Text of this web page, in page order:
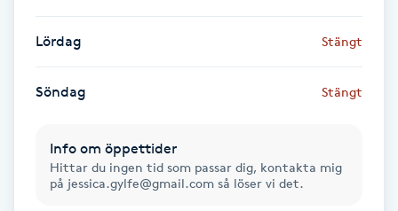
Funktionsanalys
Lördag Stängt
Söndag Stängt
Info om öppettider
Hittar du ingen tid som passar dig, kontakta mig
på jessica.gylfe@gmail.com så löser vi det.